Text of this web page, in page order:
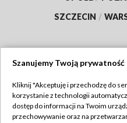
SZCZECIN /
Abonament TVP
Szanujemy Twoją prywatność
Kliknij "Akceptuję i przechodzę do
korzystanie z technologii
dostęp do informacji na Twoim
przechowywanie oraz na